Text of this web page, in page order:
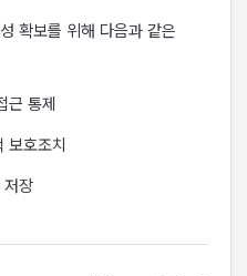
확보를 위해 다음과 같은
근 통제
보호조치
저장